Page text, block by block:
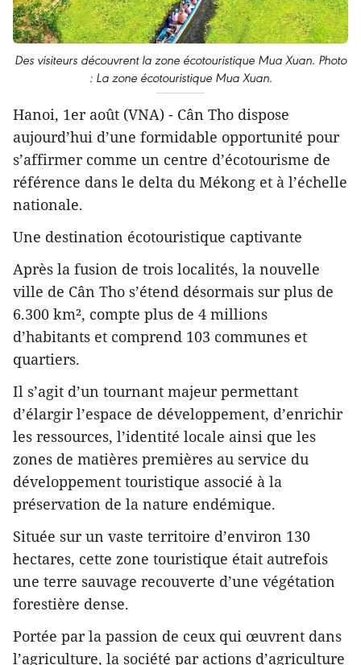
Des visiteurs découvrent la zone écotouristique Mua Xuan. Photo
: La zone écotouristique Mua Xuan.
Hanoi, 1er août (VNA) - Cân Tho dispose
aujourd’hui d’une formidable opportunité pour
s’affirmer comme un centre d’écotourisme de
référence dans le delta du Mékong et à l’échelle
nationale.
Une destination écotouristique captivante
Après la fusion de trois localités, la nouvelle
ville de Cân Tho s’étend désormais sur plus de
6.300 km², compte plus de 4 millions
d’habitants et comprend 103 communes et
quartiers.
Il s’agit d’un tournant majeur permettant
d’élargir l’espace de développement, d’enrichir
les ressources, l’identité locale ainsi que les
zones de matières premières au service du
développement touristique associé à la
préservation de la nature endémique.
Située sur un vaste territoire d’environ 130
hectares, cette zone touristique était autrefois
une terre sauvage recouverte d’une végétation
forestière dense.
Portée par la passion de ceux qui œuvrent dans
l’agriculture, la société par actions d’agriculture